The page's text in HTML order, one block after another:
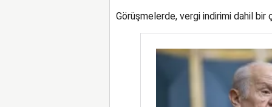
Görüşmelerde, vergi indirimi dahil